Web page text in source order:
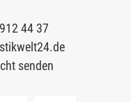
44 37
senden